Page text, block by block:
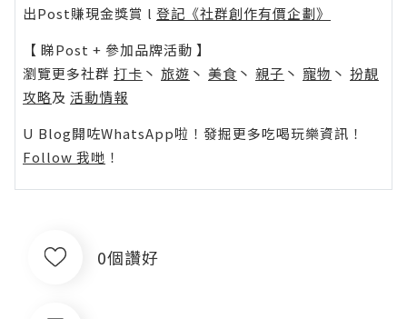
出Post賺現金獎賞 l 登記《社群創作有價企劃》
【 睇Post + 參加品牌活動 】
瀏覽更多社群 打卡 丶 旅遊 丶 美食 丶 親子 丶 寵物 丶 扮靚
攻略及 活動情報
U Blog開咗WhatsApp啦！發掘更多吃喝玩樂資訊！
Follow 我哋 ！
0個讚好